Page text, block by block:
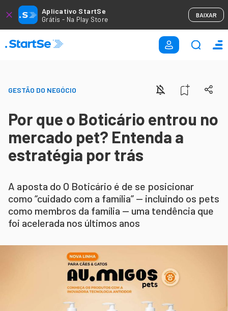
Aplicativo StartSe
Grátis - Na Play Store
BAIXAR
GESTÃO DO NEGÓCIO
Por que o Boticário entrou no
mercado pet? Entenda a
estratégia por trás
A aposta do O Boticário é de se posicionar
como “cuidado com a família” — incluindo os pets
como membros da família — uma tendência que
foi acelerada nos últimos anos